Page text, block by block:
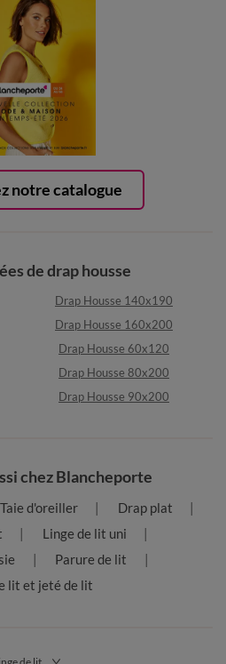
notre catalogue
de drap housse
Drap Housse 140x190
Drap Housse 160x200
Drap Housse 60x120
Drap Housse 80x200
Drap Housse 90x200
chez Blancheporte
Taie d'oreiller
Drap plat
Linge de lit uni
Parure de lit
lit et jeté de lit